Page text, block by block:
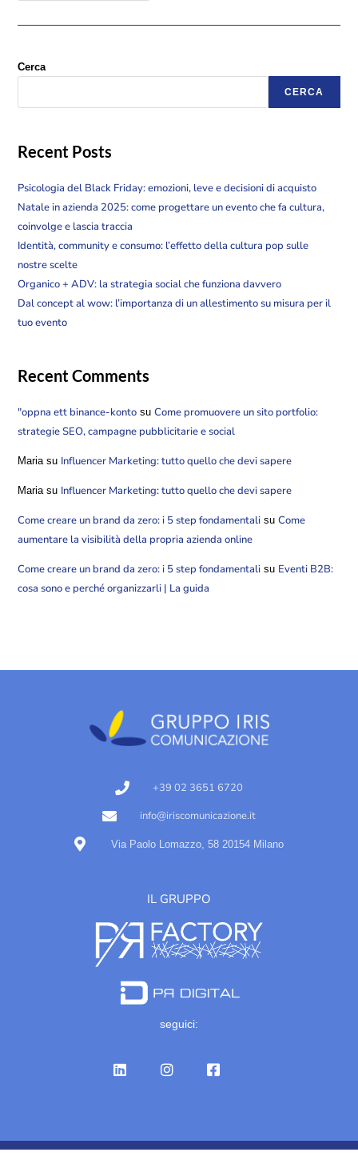
Cerca
CERCA
Recent Posts
Psicologia del Black Friday: emozioni, leve e decisioni di acquisto
Natale in azienda 2025: come progettare un evento che fa cultura,
coinvolge e lascia traccia
Identità, community e consumo: l’effetto della cultura pop sulle
nostre scelte
Organico + ADV: la strategia social che funziona davvero
Dal concept al wow: l’importanza di un allestimento su misura per il
tuo evento
Recent Comments
"oppna ett binance-konto suCome promuovere un sito portfolio:
strategie SEO, campagne pubblicitarie e social
Mariasu Influencer Marketing: tutto quello che devi sapere
Mariasu Influencer Marketing: tutto quello che devi sapere
Come creare un brand da zero: i 5 step fondamentali suCome
aumentare la visibilità della propria azienda online
Come creare un brand da zero: i 5 step fondamentali su Eventi B2B:
cosa sono e perché organizzarli | La guida
+39 02 3651 6720
info@iriscomunicazione.it
Via Paolo Lomazzo, 58 20154 Milano
IL GRUPPO
seguici: